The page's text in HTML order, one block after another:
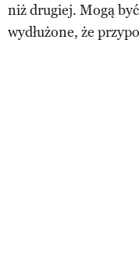
niż drugiej. Mogą
wydłużone, że